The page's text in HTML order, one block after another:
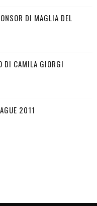
DI MAGLIA DEL
DI CAMILA GIORGI
2011